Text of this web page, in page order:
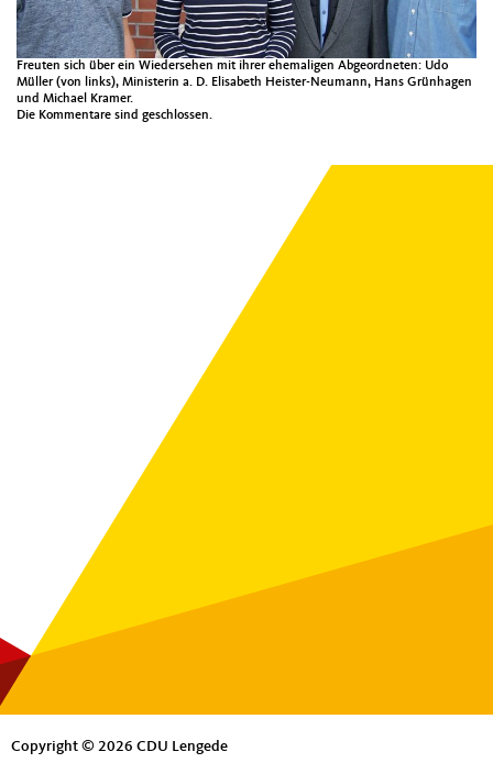
Freuten sich über ein Wiedersehen mit ihrer ehemaligen Abgeordneten: Udo
Müller (von links), Ministerin a. D. Elisabeth Heister-Neumann, Hans Grünhagen
und Michael Kramer.
Die Kommentare sind geschlossen.
Copyright © 2026 CDU Lengede